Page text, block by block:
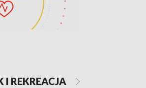
I REKREACJA